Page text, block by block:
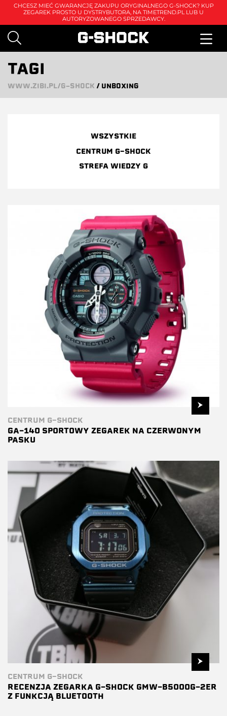
CHCESZ MIEĆ GWARANCJĘ ZAKUPU ORYGINALNEGO G-SHOCK? KUP
ZEGAREK PROSTO U DYSTRYBUTORA, NA TIMETREND.PL LUB U
AUTORYZOWANEGO SPRZEDAWCY.
TAGI
WWW.ZIBI.PL/G-SHOCK / UNBOXING
WSZYSTKIE
CENTRUM G-SHOCK
STREFA WIEDZY G
CENTRUM G-SHOCK
GA-140 SPORTOWY ZEGAREK NA CZERWONYM
PASKU
CENTRUM G-SHOCK
RECENZJA ZEGARKA G-SHOCK GMW-B5000G-2ER
Z FUNKCJĄ BLUETOOTH